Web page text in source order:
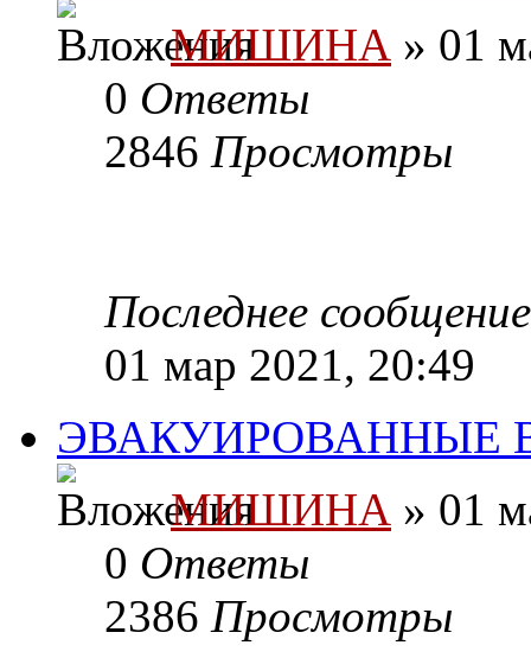
МИШИНА » 01
0 Ответы
2846 Просмотры
Последнее
01 мар 2021, 20:49
ЭВАКУИРОВАННЫЕ
МИШИНА » 01
0 Ответы
2386 Просмотры